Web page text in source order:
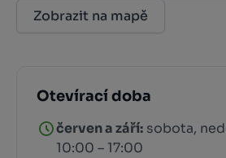
Zobrazit na mapě
Otevírací doba
červen a září: sobota,
10:00 – 17:00